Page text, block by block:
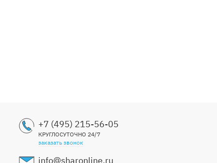
+7 (495) 215-56-05
КРУГЛОСУТОЧНО 24/7
заказать звонок
info@sharonline.ru